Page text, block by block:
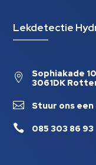
Lekdetectie

Sophiakade
3061DK
 Stuur ons een
 085 303 86 93